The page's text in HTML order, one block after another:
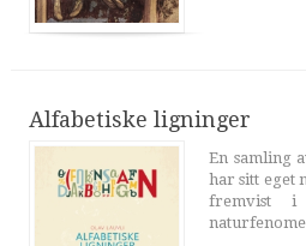
Alfabetiske ligninger
En samling
har sitt eget
fremvist